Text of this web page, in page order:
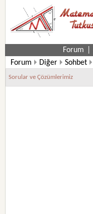
Forum
Forum
Diğer Sohbet
Sorular ve Çözümlerimiz